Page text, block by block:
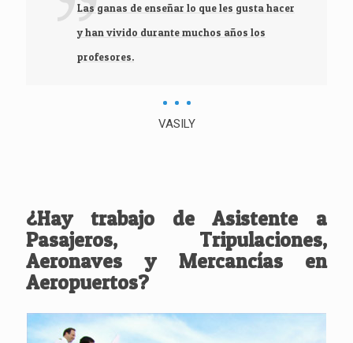
Las ganas de enseñar lo que les gusta hacer
y han vivido durante muchos años los
profesores.
VASILY
¿Hay trabajo de Asistente a
Pasajeros, Tripulaciones,
Aeronaves y Mercancías en
Aeropuertos?